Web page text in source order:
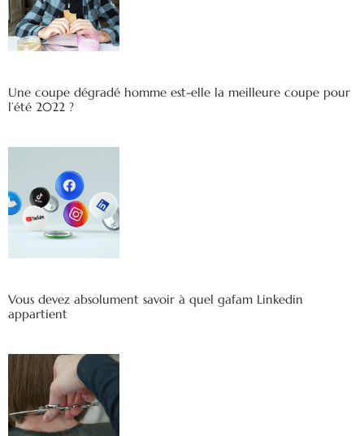
Une coupe dégradé homme est-elle la meilleure coupe pour
l’été 2022 ?
Vous devez absolument savoir à quel gafam Linkedin
appartient